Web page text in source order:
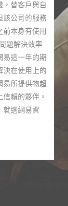
，替客戶與自
該公司的服務
前本身有使用
題解決效率
易這一年的期
決在使用上的
易所提供物超
賴的夥伴。
就選網易資